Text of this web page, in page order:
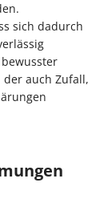
sich dadurch
auch Zufall,